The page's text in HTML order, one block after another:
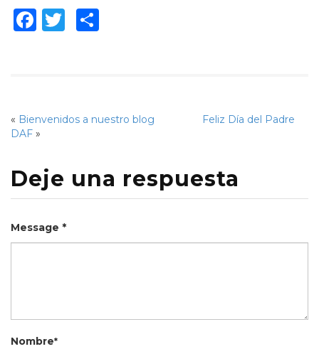
Facebook
Twitter
« Bienvenidos a nuestro blog
Feliz Día del Padre
DAF »
Deje una respuesta
Message *
Nombre*